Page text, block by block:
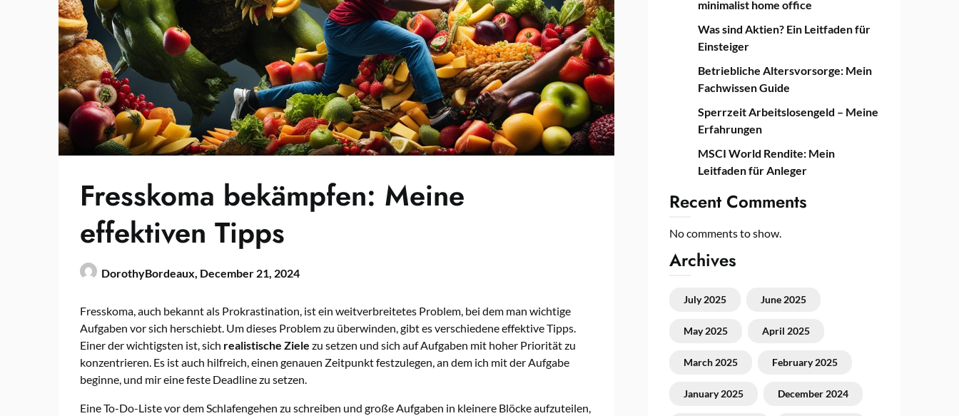
Fresskoma bekämpfen: Meine
effektiven Tipps
DorothyBordeaux, December 21, 2024
Fresskoma, auch bekannt als Prokrastination, ist ein weitverbreitetes Problem, bei dem man wichtige
Aufgaben vor sich herschiebt. Um dieses Problem zu überwinden, gibt es verschiedene effektive Tipps.
Einer der wichtigsten ist, sich realistische Ziele zu setzen und sich auf Aufgaben mit hoher Priorität zu
konzentrieren. Es ist auch hilfreich, einen genauen Zeitpunkt festzulegen, an dem ich mit der Aufgabe
beginne, und mir eine feste Deadline zu setzen.
Eine To-Do-Liste vor dem Schlafengehen zu schreiben und große Aufgaben in kleinere Blöcke aufzuteilen,
minimalist home office
Was sind Aktien? Ein Leitfaden für
Einsteiger
Betriebliche Altersvorsorge: Mein
Fachwissen Guide
Sperrzeit Arbeitslosengeld – Meine
Erfahrungen
MSCI World Rendite: Mein
Leitfaden für Anleger
Recent Comments
No comments to show.
Archives
July 2025 June 2025
May 2025 April 2025
March 2025 February 2025
January 2025 December 2024